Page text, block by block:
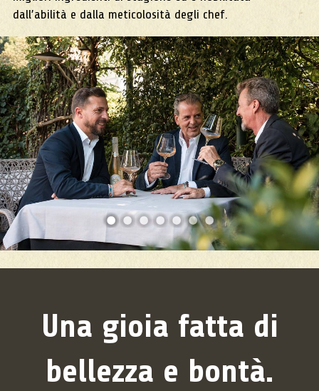
dall’abilità e dalla meticolosità degli chef.
2 3 4 5 6 7
Una gioia fatta di
bellezza e bontà.